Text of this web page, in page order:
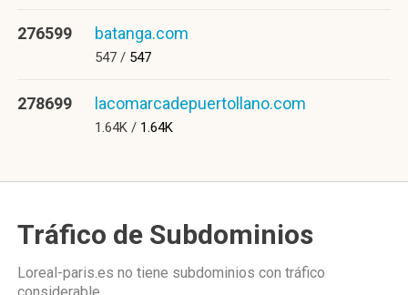
276599 batanga.com
547 / 547
278699 lacomarcadepuertollano.com
1.64K / 1.64K
Tráfico de Subdominios
Loreal-paris.es no tiene subdominios con tráfico